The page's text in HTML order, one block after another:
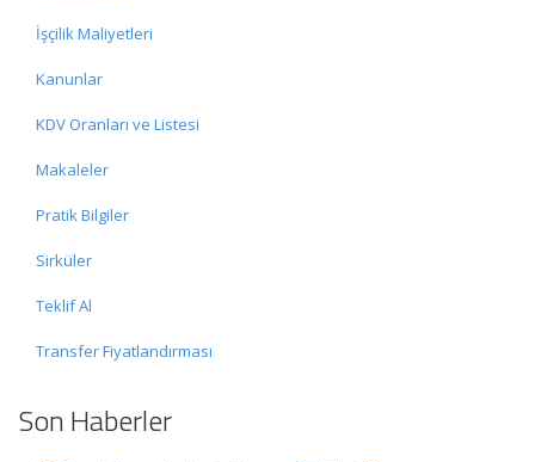
İşçilik Maliyetleri
Kanunlar
KDV Oranları ve Listesi
Makaleler
Pratik Bilgiler
Sirküler
Teklif Al
Transfer Fiyatlandırması
Son Haberler